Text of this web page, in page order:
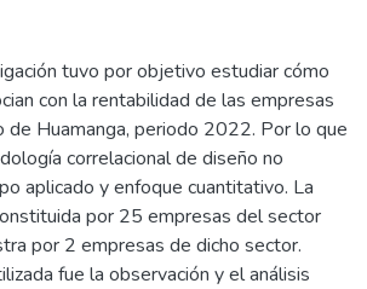
tuvo por objetivo estudiar cómo
con la rentabilidad de las empresas
Huamanga, periodo 2022. Por lo que
correlacional de diseño no
aplicado y enfoque cuantitativo. La
por 25 empresas del sector
por 2 empresas de dicho sector.
fue la observación y el análisis